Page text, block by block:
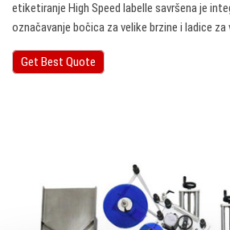
etiketiranje High Speed labelle savršena je
označavanje bočica za velike brzine i ladice za
Get Best Quote
ONLINE CHAT